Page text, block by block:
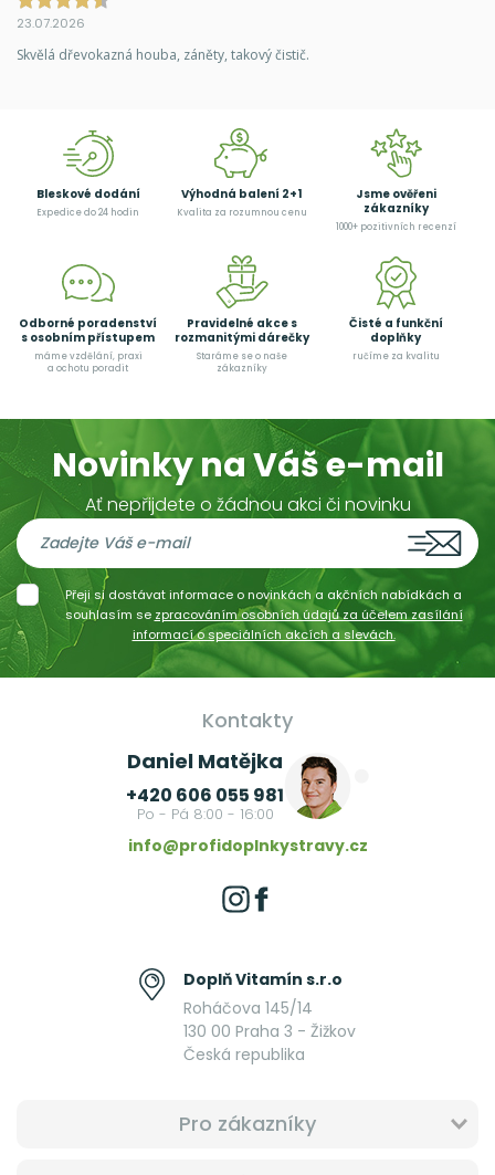
23.07.2026
Skvělá dřevokazná houba, záněty, takový čistič.
Bleskové dodání
Expedice do 24 hodin
Výhodná balení 2+1
Kvalita za rozumnou cenu
Jsme ověřeni
zákazníky
1000+ pozitivních recenzí
Odborné poradenství
s osobním přístupem
máme vzdělání, praxi
a ochotu poradit
Pravidelné akce s
rozmanitými dárečky
Staráme se o naše
zákazníky
Čisté a funkční
doplňky
ručíme za kvalitu
Novinky na Váš e-mail
Ať nepřijdete o žádnou akci či novinku
Přeji si dostávat informace o novinkách a akčních nabídkách a
souhlasím se zpracováním osobních údajů za účelem zasílání
informací o speciálních akcích a slevách.
Kontakty
Daniel Matějka
+420 606 055 981
Po - Pá 8:00 - 16:00
info@profidoplnkystravy.cz
Doplň Vitamín s.r.o
Roháčova 145/14
130 00 Praha 3 - Žižkov
Česká republika
Pro zákazníky